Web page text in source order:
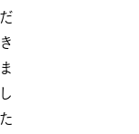
だ
き
ま
し
た